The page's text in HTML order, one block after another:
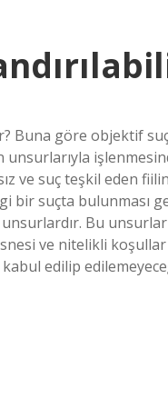
Buna göre objektif
unsurlarıyla
ve suç teşkil eden
suçta bulunması
Bu
ve nitelikli
edilip